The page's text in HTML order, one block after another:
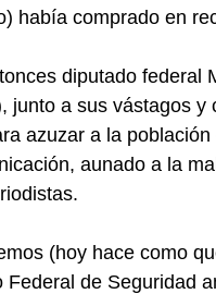
había comprado en
diputado federal
junto a sus vástagos
azuzar a la
aunado a la
(hoy hace como
de Seguridad